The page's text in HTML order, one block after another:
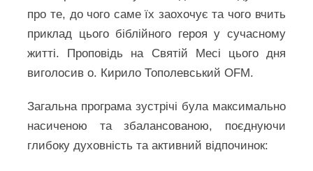
про те, до чого саме їх заохочує та чого вчить
приклад цього біблійного героя у сучасному
житті. Проповідь на Святій Месі цього дня
виголосив о. Кирило Тополевський OFM.
Загальна програма зустрічі була максимально
насиченою та збалансованою, поєднуючи
глибоку духовність та активний відпочинок: